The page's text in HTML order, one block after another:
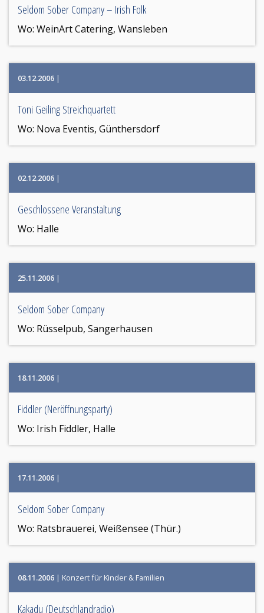
Seldom Sober Company – Irish Folk
Wo: WeinArt Catering, Wansleben
03.12.2006 |
Toni Geiling Streichquartett
Wo: Nova Eventis, Günthersdorf
02.12.2006 |
Geschlossene Veranstaltung
Wo: Halle
25.11.2006 |
Seldom Sober Company
Wo: Rüsselpub, Sangerhausen
18.11.2006 |
Fiddler (Neröffnungsparty)
Wo: Irish Fiddler, Halle
17.11.2006 |
Seldom Sober Company
Wo: Ratsbrauerei, Weißensee (Thür.)
08.11.2006 | Konzert für Kinder & Familien
Kakadu (Deutschlandradio)